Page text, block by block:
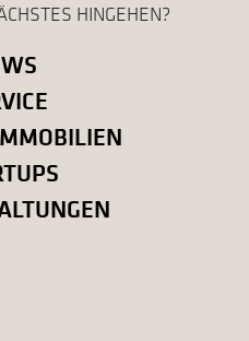
HINGEHEN?